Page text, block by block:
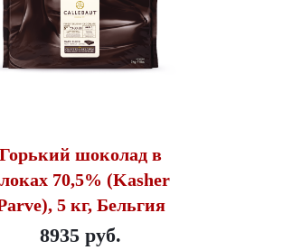
Горький шоколад в
70,5% (Kasher
5 кг, Бельгия
8935 руб.